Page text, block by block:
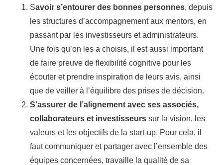
Savoir s’entourer des bonnes personnes, depuis
les structures d’accompagnement aux mentors, en
passant par les investisseurs et administrateurs.
Une fois qu’on les a choisis, il est aussi important
de faire preuve de flexibilité cognitive pour les
écouter et prendre inspiration de leurs avis, ainsi
que de veiller à l’équilibre des prises de décision.
S’assurer de l’alignement avec ses associés,
collaborateurs et investisseurs sur la vision, les
valeurs et les objectifs de la start-up. Pour cela, il
faut communiquer et partager avec l’ensemble des
équipes concernées, travaille la qualité de sa